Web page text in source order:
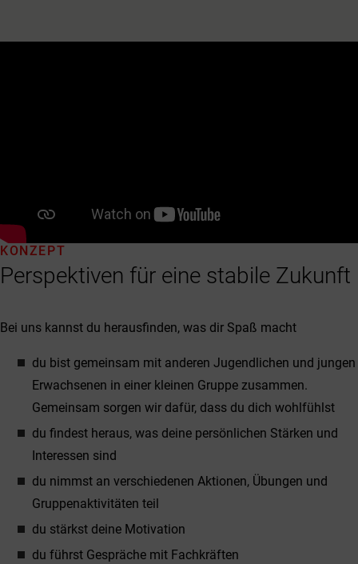
Perspektiven für eine stabile Zukunft
KONZEPT
Bei uns kannst du herausfinden, was dir Spaß macht
du bist gemeinsam mit anderen Jugendlichen und jungen
Erwachsenen in einer kleinen Gruppe zusammen.
Gemeinsam sorgen wir dafür, dass du dich wohlfühlst
du findest heraus, was deine persönlichen Stärken und
Interessen sind
du nimmst an verschiedenen Aktionen, Übungen und
Gruppenaktivitäten teil
du stärkst deine Motivation
du führst Gespräche mit Fachkräften